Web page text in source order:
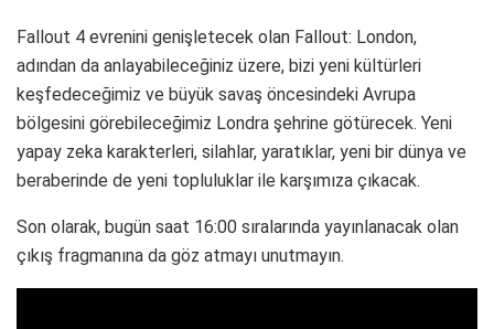
Fallout 4 evrenini genişletecek olan Fallout: London,
adından da anlayabileceğiniz üzere, bizi yeni kültürleri
keşfedeceğimiz ve büyük savaş öncesindeki Avrupa
bölgesini görebileceğimiz Londra şehrine götürecek. Yeni
yapay zeka karakterleri, silahlar, yaratıklar, yeni bir dünya ve
beraberinde de yeni topluluklar ile karşımıza çıkacak.
Son olarak, bugün saat 16:00 sıralarında yayınlanacak olan
çıkış fragmanına da göz atmayı unutmayın.